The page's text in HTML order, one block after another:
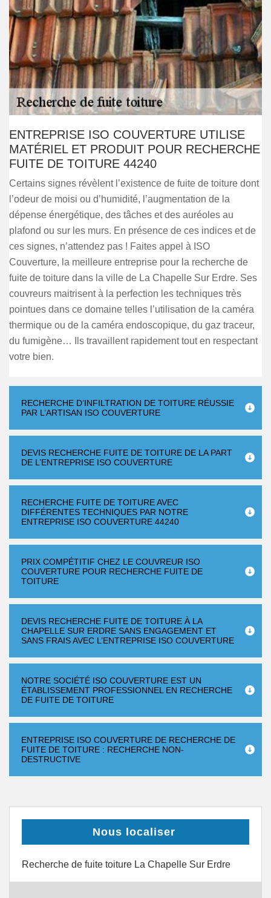
ENTREPRISE ISO COUVERTURE UTILISE
MATÉRIEL ET PRODUIT POUR RECHERCHE
FUITE DE TOITURE 44240
Certains signes révèlent l’existence de fuite de toiture dont
l’odeur de moisi ou d’humidité, l’augmentation de la
dépense énergétique, des tâches et des auréoles au
plafond ou sur les murs. En présence de ces indices et de
ces signes, n’attendez pas ! Faites appel à ISO
Couverture, la meilleure entreprise pour la recherche de
fuite de toiture dans la ville de La Chapelle Sur Erdre. Ses
couvreurs maitrisent à la perfection les techniques très
pointues dans ce domaine telles l’utilisation de la caméra
thermique ou de la caméra endoscopique, du gaz traceur,
du fumigène… Ils travaillent rapidement tout en respectant
votre bien.
RECHERCHE D’INFILTRATION DE TOITURE RÉUSSIE
PAR L’ARTISAN ISO COUVERTURE
DEVIS RECHERCHE FUITE DE TOITURE DE LA PART
DE L’ENTREPRISE ISO COUVERTURE
RECHERCHE FUITE DE TOITURE AVEC
DIFFÉRENTES TECHNIQUES PAR NOTRE
ENTREPRISE ISO COUVERTURE 44240
PRIX COMPÉTITIF CHEZ LE COUVREUR ISO
COUVERTURE POUR RECHERCHE FUITE DE
TOITURE
DEVIS RECHERCHE FUITE DE TOITURE À LA
CHAPELLE SUR ERDRE SANS ENGAGEMENT ET
SANS FRAIS AVEC L’ENTREPRISE ISO COUVERTURE
NOTRE SOCIÉTÉ ISO COUVERTURE EST UN
ÉTABLISSEMENT PROFESSIONNEL EN RECHERCHE
DE FUITE DE TOITURE
ENTREPRISE ISO COUVERTURE DE RECHERCHE DE
FUITE DE TOITURE : RECHERCHE NON-
DESTRUCTIVE
Nous localiser
Recherche de fuite toiture La Chapelle Sur Erdre